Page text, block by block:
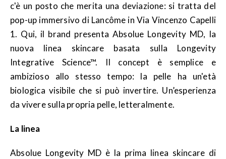
c'è un posto che merita una deviazione: si tratta del
pop-up immersivo di Lancôme in Via Vincenzo Capelli
1. Qui, il brand presenta Absolue Longevity MD, la
nuova linea skincare basata sulla Longevity
Integrative Science™. Il concept è semplice e
ambizioso allo stesso tempo: la pelle ha un'età
biologica visibile che si può invertire. Un’esperienza
da vivere sulla propria pelle, letteralmente.
La linea
Absolue Longevity MD è la prima linea skincare di